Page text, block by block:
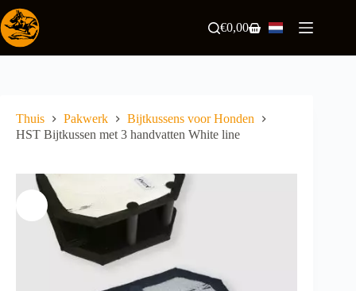
naar
de
inhoud
Winkelwagen
€0,00
Thuis Pakwerk
Bijtkussens voor Honden
HST Bijtkussen met 3 handvatten White line